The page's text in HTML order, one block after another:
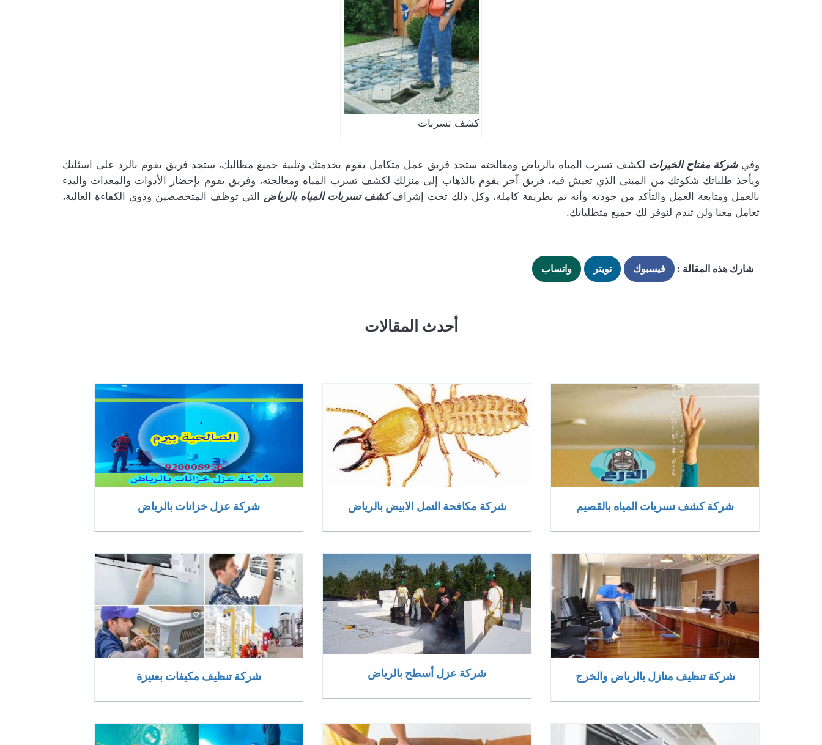
كشف تسربات
وفيشركة مفتاح الخيرات لكشف تسرب المياه بالرياض ومعالجته ستجد فريق عمل متكامل يقوم بخدمتك وتلبية جميع مطالبك، ستجد فريق يقوم بالرد على اسئلتك
ويأخذ طلباتك شكوتك من المبنى الذي تعيش فيه، فريق آخر يقوم بالذهاب إلى منزلك لكشف تسرب المياه ومعالجته، وفريق يقوم بإحضار الأدوات والمعدات والبدء
بالعمل ومتابعة العمل والتأكد من جودته وأنه تم بطريقة كاملة، وكل ذلك تحت إشرافكشف تسربات المياه بالرياض التي توظف المتخصصين وذوى الكفاءة العالية،
تعامل معنا ولن تندم لنوفر لك جميع متطلباتك.
شارك هذه المقالة : فيسبوك تويتر واتساب
أحدث المقالات
شركة كشف تسربات المياه بالقصيم شركة مكافحة النمل الابيض بالرياض شركة عزل خزانات بالرياض
شركة تنظيف منازل بالرياض والخرج شركة عزل أسطح بالرياض شركة تنظيف مكيفات بعنيزة